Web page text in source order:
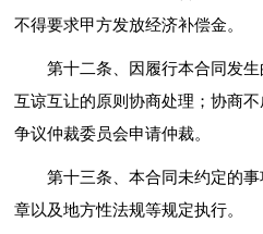
不得要求甲方发放经济补偿金。
第十二条、因履行本合同发
互谅互让的原则协商处理；协商
争议仲裁委员会申请仲裁。
第十三条、本合同未约定的
章以及地方性法规等规定执行。